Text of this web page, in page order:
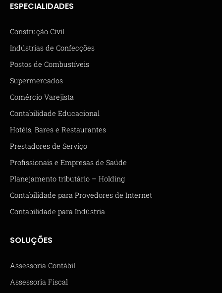
ESPECIALIDADES
Construção Civil
Indústrias de Confecções
Postos de Combustíveis
Supermercados
Comércio Varejista
Contabilidade Educacional
Hotéis, Bares e Restaurantes
Prestadores de Serviço
Profissionais e Empresas de Saúde
Planejamento tributário – Holding
Contabilidade para Provedores de Internet
Contabilidade para Indústria
SOLUÇÕES
Assessoria Contábil
Assessoria Fiscal